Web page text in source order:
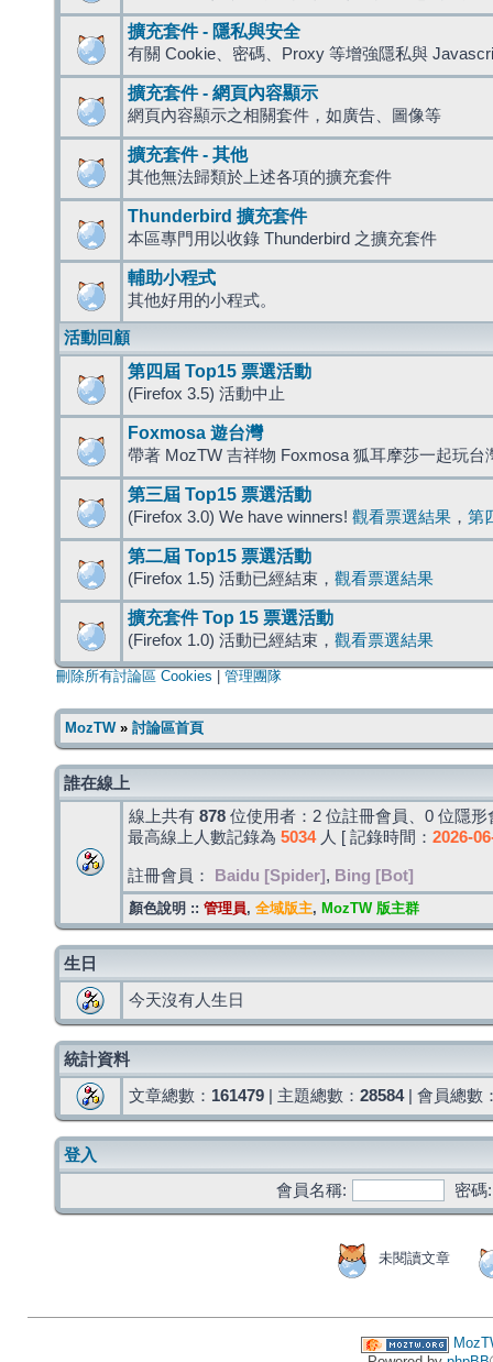
擴充套件 - 隱私與安全
有關 Cookie、密碼、Proxy 等增強隱私與
擴充套件 - 網頁內容顯示
網頁內容顯示之相關套件，如廣告、圖像等
擴充套件 - 其他
其他無法歸類於上述各項的擴充套件
Thunderbird 擴充套件
本區專門用以收錄 Thunderbird 之擴充套件
輔助小程式
其他好用的小程式。
活動回顧
第四屆 Top15 票選活動
(Firefox 3.5) 活動中止
Foxmosa 遊台灣
帶著 MozTW 吉祥物 Foxmosa 狐耳摩莎一起玩台
第三屆 Top15 票選活動
(Firefox 3.0) We have winners! 觀看票選結果 ， 第
第二屆 Top15 票選活動
(Firefox 1.5) 活動已經結束， 觀看票選結果
擴充套件 Top 15 票選活動
(Firefox 1.0) 活動已經結束， 觀看票選結果
刪除所有討論區 Cookies 管理團隊
MozTW» 討論區首頁
誰在線上
線上共有 878 位使用者：2 位註冊會員、0 位隱
最高線上人數記錄為 5034人 [ 記錄時間： 2026-
註冊會員： Baidu [Spider] , Bing [Bot]
顏色說明 :: 管理員, 全域版主, MozTW 版主群
生日
今天沒有人生日
統計資料
文章總數： 161479 | 主題總數： 28584| 會員總數
登入
會員名稱:
密碼:
未閱讀文章